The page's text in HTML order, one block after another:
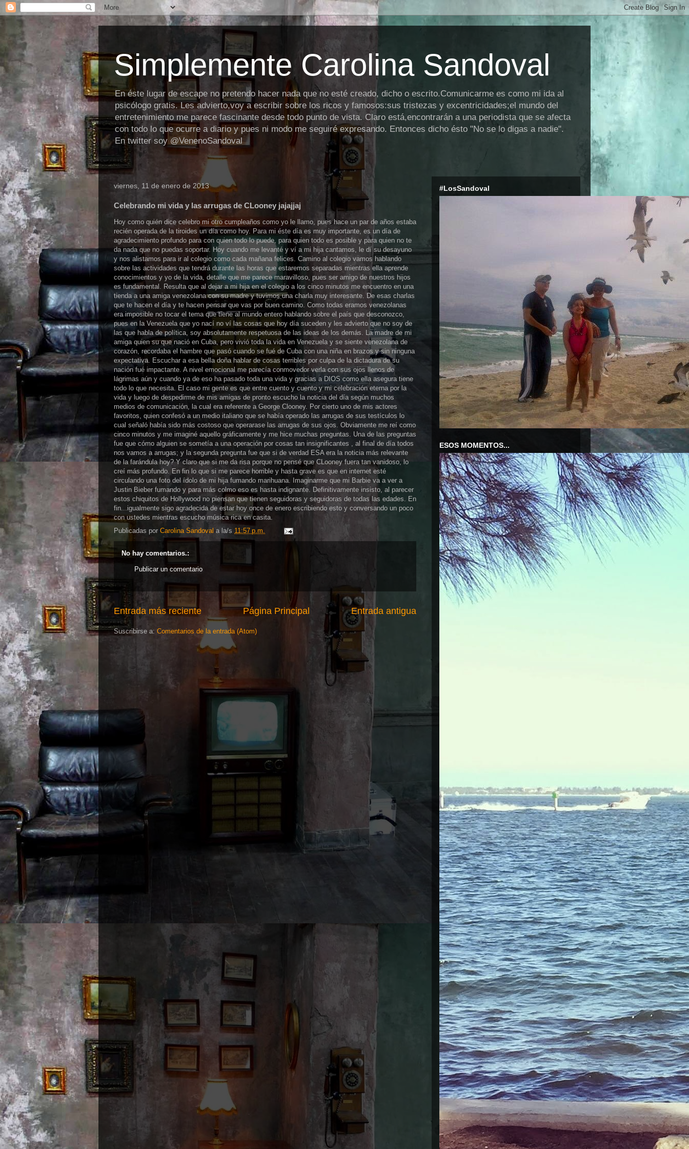
Simplemente Carolina Sandoval
En éste lugar de escape no pretendo hacer nada que no esté creado, dicho o escrito.Comunicarme es como mi ida al
psicólogo gratis. Les advierto,voy a escribir sobre los ricos y famosos:sus tristezas y excentricidades;el mundo del
entretenimiento me parece fascinante desde todo punto de vista. Claro está,encontrarán a una periodista que se afecta
con todo lo que ocurre a diario y pues ni modo me seguiré expresando. Entonces dicho ésto "No se lo digas a nadie".
En twitter soy @VenenoSandoval
viernes, 11 de enero de 2013
Celebrando mi vida y las arrugas de CLooney jajajjaj
Hoy como quién dice celebro mi otro cumpleaños como yo le llamo, pues hace un par de años estaba
recién operada de la tiroides un día como hoy. Para mi éste día es muy importante, es un día de
agradecimiento profundo para con quien todo lo puede, para quien todo es posible y para quien no te
da nada que no puedas soportar. Hoy cuando me levanté y ví a mi hija cantamos, le dí su desayuno
y nos alistamos para ir al colegio como cada mañana felices. Camino al colegio vamos hablando
sobre las actividades que tendrá durante las horas que estaremos separadas mientras ella aprende
conocimientos y yo de la vida, detalle que me parece maravilloso, pues ser amigo de nuestros hijos
es fundamental. Resulta que al dejar a mi hija en el colegio a los cinco minutos me encuentro en una
tienda a una amiga venezolana con su madre y tuvimos una charla muy interesante. De esas charlas
que te hacen el día y te hacen pensar que vas por buen camino. Como todas eramos venezolanas
era imposible no tocar el tema que tiene al mundo entero hablando sobre el país que desconozco,
pues en la Venezuela que yo nací no ví las cosas que hoy día suceden y les advierto que no soy de
las que habla de política, soy absolutamente respetuosa de las ideas de los demás. La madre de mi
amiga quien su que nació en Cuba, pero vivió toda la vida en Venezuela y se siente venezolana de
corazón, recordaba el hambre que pasó cuando se fué de Cuba con una niña en brazos y sin ninguna
expectativa. Escuchar a esa bella doña hablar de cosas terribles por culpa de la dictadura de su
nación fué impactante. A nivel emocional me parecía conmovedor verla con sus ojos llenos de
lágrimas aún y cuando ya de eso ha pasado toda una vida y gracias a DIOS como ella asegura tiene
todo lo que necesita. El caso mi gente es que entre cuento y cuento y mi celebración eterna por la
vida y luego de despedirme de mis amigas de pronto escucho la noticia del día según muchos
medios de comunicación, la cual era referente a George Clooney. Por cierto uno de mis actores
favoritos, quien confesó a un medio italiano que se había operado las arrugas de sus testículos lo
cual señaló había sido más costoso que operarase las arrugas de sus ojos. Obviamente me reí como
cinco minutos y me imaginé aquello gráficamente y me hice muchas preguntas. Una de las preguntas
fue que cómo alguien se sometía a una operación por cosas tan insignificantes , al final de día todos
nos vamos a arrugas; y la segunda pregunta fue que si de verdad ESA era la noticia más relevante
de la farándula hoy? Y claro que si me da risa porque no pensé que CLooney fuera tan vanidoso, lo
creí más profundo. En fin lo que si me parece horrible y hasta grave es que en internet esté
circulando una foto del ídolo de mi hija fumando marihuana. Imaginarme que mi Barbie va a ver a
Justin Bieber fumando y para más colmo eso es hasta indignante. Definitivamente insisto, al parecer
estos chiquitos de Hollywood no piensan que tienen seguidoras y seguidoras de todas las edades. En
fin...igualmente sigo agradecida de estar hoy once de enero escribiendo esto y conversando un poco
con ustedes mientras escucho música rica en casita.
Publicadas por Carolina Sandoval a la/s 11:57 p.m.
No hay comentarios.:
Publicar un comentario
Entrada más reciente Entrada antigua
Página Principal
Suscribirse a: Comentarios de la entrada (Atom)
#LosSandoval
ESOS MOMENTOS...